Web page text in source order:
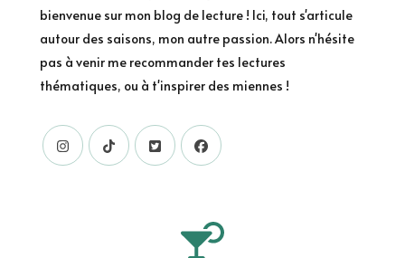
bienvenue sur mon blog de lecture ! Ici, tout s'articule
autour des saisons, mon autre passion. Alors n'hésite
pas à venir me recommander tes lectures
thématiques, ou à t'inspirer des miennes !